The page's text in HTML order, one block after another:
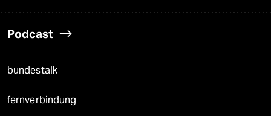
Podcast
bundestalk
fernverbindung